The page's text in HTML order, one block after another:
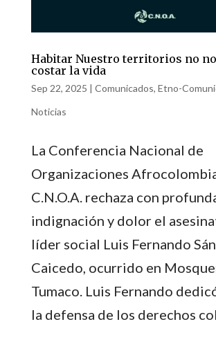
Habitar Nuestro territorios no
costar la vida
Sep 22, 2025 | Comunicados, Etno-
Noticias
La Conferencia Nacional de
Organizaciones
C.N.O.A. rechaza con
indignación y dolor el
líder social Luis Fernando
Caicedo, ocurrido en
Tumaco. Luis Fernando
la defensa de los derechos